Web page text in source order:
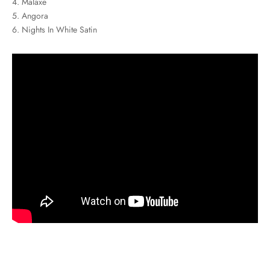
5. Angora
6. Nights In White Satin